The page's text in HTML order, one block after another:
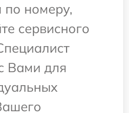
по номеру,
сервисного
Вами для